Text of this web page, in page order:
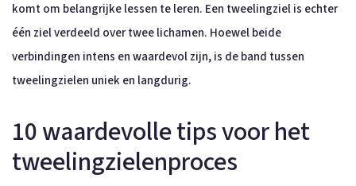
komt om belangrijke lessen te leren. Een tweelingziel is echter
één ziel verdeeld over twee lichamen. Hoewel beide
verbindingen intens en waardevol zijn, is de band tussen
tweelingzielen uniek en langdurig.
10 waardevolle tips voor het
tweelingzielenproces